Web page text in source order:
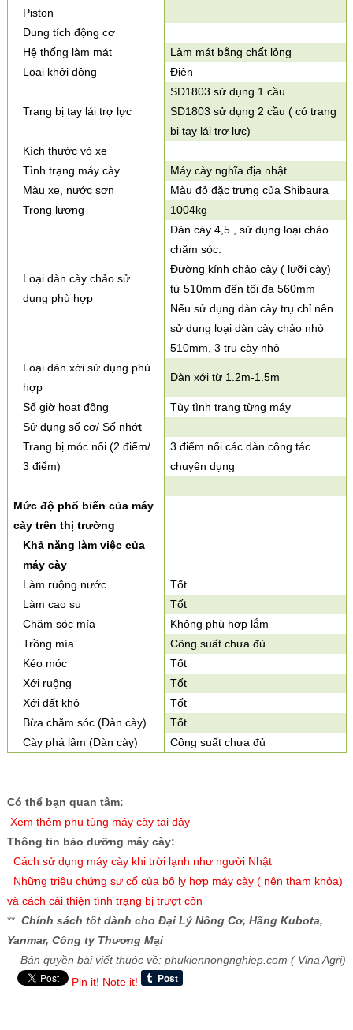
Piston
Dung tích động cơ
Hệ thống làm mát
Làm mát bằng chất lỏng
Loại khởi động
Điện
Trang bị tay lái trợ lực
SD1803 sử dụng 1 cầu
SD1803 sử dụng 2 cầu ( có trang
bị tay lái trợ lực)
Kích thước vỏ xe
Tình trạng máy cày
Máy cày nghĩa địa nhật
Màu xe, nước sơn
Màu đỏ đặc trưng của Shibaura
Trọng lượng
1004kg
Loại dàn cày chảo sử
dụng phù hợp
Dàn cày 4,5 , sử dụng loại chảo
chăm sóc.
Đường kính chảo cày ( lưỡi cày)
từ 510mm đến tối đa 560mm
Nếu sử dụng dàn cày trụ chỉ nên
sử dụng loại dàn cày chảo nhỏ
510mm, 3 trụ cày nhỏ
Loại dàn xới sử dụng phù
hợp
Dàn xới từ 1.2m-1.5m
Số giờ hoạt động
Tùy tình trạng từng máy
Sử dụng số cơ/ Số nhớt
Trang bị móc nối (2 điểm/
3 điểm)
3 điểm nối các dàn công tác
chuyên dụng
Mức độ phổ biến của máy
cày trên thị trường
Khả năng làm việc của
máy cày
Làm ruộng nước
Tốt
Làm cao su
Tốt
Chăm sóc mía
Không phù hợp lắm
Trồng mía
Công suất chưa đủ
Kéo móc
Tốt
Xới ruộng
Tốt
Xới đất khô
Tốt
Bừa chăm sóc (Dàn cày)
Tốt
Cày phá lâm (Dàn cày)
Công suất chưa đủ
Có thể bạn quan tâm:
Xem thêm phụ tùng máy cày tại đây
Thông tin bảo dưỡng máy cày:
Cách sử dụng máy cày khi trời lạnh như người Nhật
Những triệu chứng sự cố của bộ ly hợp máy cày ( nên tham khỏa)
và cách cải thiện tình trạng bị trượt côn
** Chính sách tốt dành cho Đại Lý Nông Cơ, Hãng Kubota,
Yanmar, Công ty Thương Mại
Bản quyền bài viết thuộc về: phukiennongnghiep.com ( Vina Agri)
Pin it! Note it!